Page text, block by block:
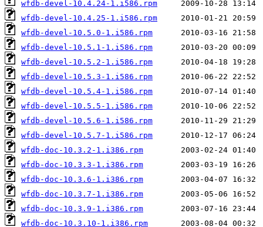
wfdb-devel-10.4.24-1.i586.rpm
wfdb-devel-10.4.25-1.i586.rpm
wfdb-devel-10.5.0-1.i586.rpm
wfdb-devel-10.5.1-1.i586.rpm
wfdb-devel-10.5.2-1.i586.rpm
wfdb-devel-10.5.3-1.i586.rpm
wfdb-devel-10.5.4-1.i586.rpm
wfdb-devel-10.5.5-1.i586.rpm
wfdb-devel-10.5.6-1.i586.rpm
wfdb-devel-10.5.7-1.i586.rpm
wfdb-doc-10.3.2-1.i386.rpm
wfdb-doc-10.3.3-1.i386.rpm
wfdb-doc-10.3.6-1.i386.rpm
wfdb-doc-10.3.7-1.i386.rpm
wfdb-doc-10.3.9-1.i386.rpm
wfdb-doc-10.3.10-1.i386.rpm